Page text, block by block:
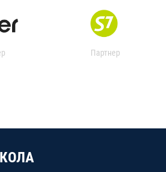
Партнер